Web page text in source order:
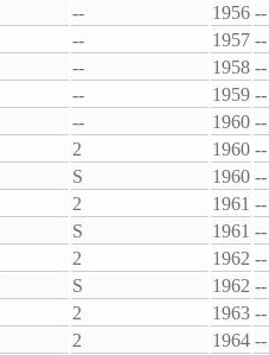
-- 1956 --
-- 1957 --
-- 1958 --
-- 1959 --
-- 1960 --
2 1960 --
S 1960 --
2 1961 --
S 1961 --
2 1962 --
S 1962 --
2 1963 --
2 1964 --